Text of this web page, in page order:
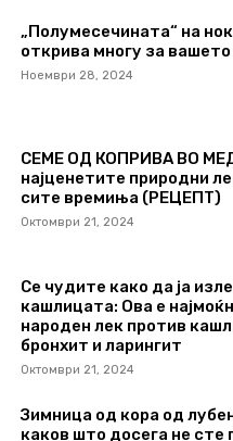
„Полумесечината“ на
открива многу за вашето
Ноември 28, 2024
СЕМЕ ОД КОПРИВА ВО
најценетите природни
сите времиња (РЕЦЕПТ)
Октомври 21, 2024
Се чудите како да ја
кашлицата: Ова е
народен лек против
бронхит и ларингит
Октомври 21, 2024
Зимница од кора од
каков што досега не сте